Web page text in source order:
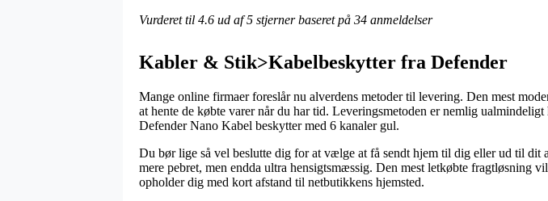
Vurderet til 4.6 ud af 5 stjerner baseret på 34 anmeldelser
Kabler & Stik>Kabelbeskytter fra Defender
Mange online firmaer foreslår nu alverdens metoder til levering. Den mest
at hente de købte varer når du har tid. Leveringsmetoden er nemlig
Defender Nano Kabel beskytter med 6 kanaler gul.
Du bør lige så vel beslutte dig for at vælge at få sendt hjem til dig eller ud til dit
mere pebret, men endda ultra hensigtsmæssig. Den mest letkøbte
opholder dig med kort afstand til netbutikkens hjemsted.